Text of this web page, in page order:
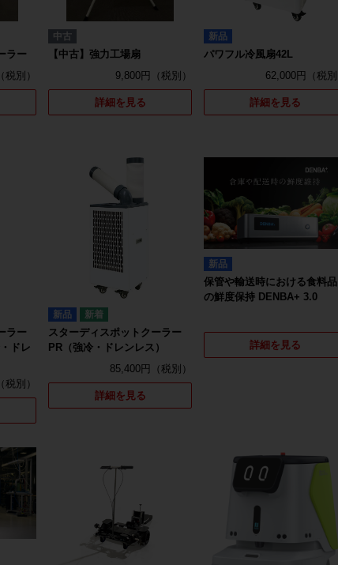
ラー
中古
【中古】強力工場扇
9,800円
詳細を見る
新品
パワフル冷風扇42L
62,000円
詳細を見る
ラー
ドレ
新品
スターディスポットクーラー
PR（強冷・ドレンレス）
85,400円
詳細を見る
新品
保管や輸送時における食料品
の鮮度保持 DENBA+ 3.0
詳細を見る